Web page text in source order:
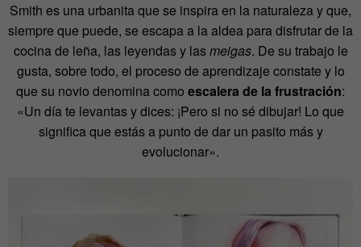
Smith es una urbanita que se inspira en la naturaleza y que,
siempre que puede, se escapa a la aldea para disfrutar de la
cocina de leña, las leyendas y lasmeigas. De su trabajo le
gusta, sobre todo, el proceso de aprendizaje constate y lo
que su novio denomina como escalera de la frustración:
«Un día te levantas y dices: ¡Pero si no sé dibujar! Lo que
significa que estás a punto de dar un pasito más y
evolucionar».